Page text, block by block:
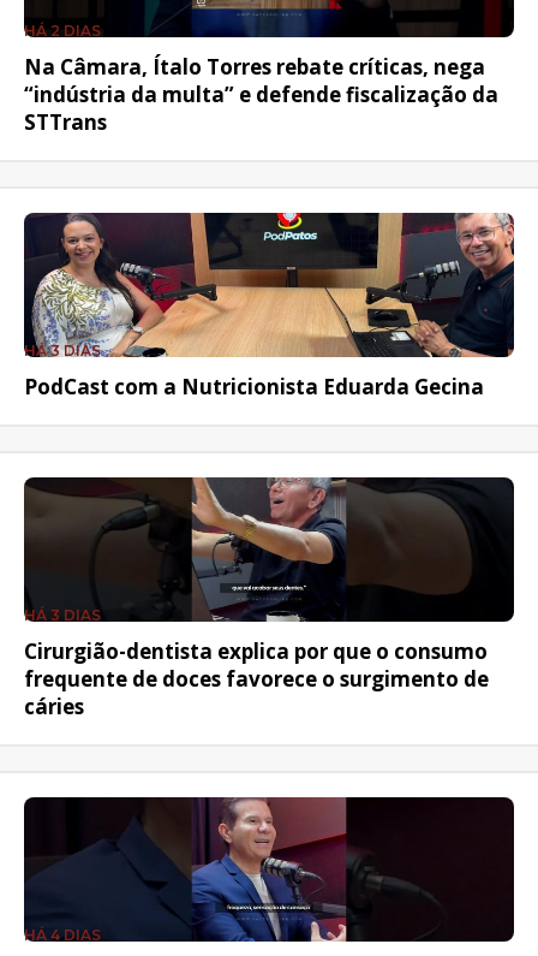
HÁ 2 DIAS
Na Câmara, Ítalo Torres rebate críticas, nega
“indústria da multa” e defende fiscalização da
STTrans
HÁ 3 DIAS
PodCast com a Nutricionista Eduarda Gecina
HÁ 3 DIAS
Cirurgião-dentista explica por que o consumo
frequente de doces favorece o surgimento de
cáries
HÁ 4 DIAS